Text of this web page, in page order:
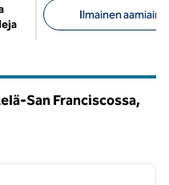
Ilmainen
San Franciscossa,